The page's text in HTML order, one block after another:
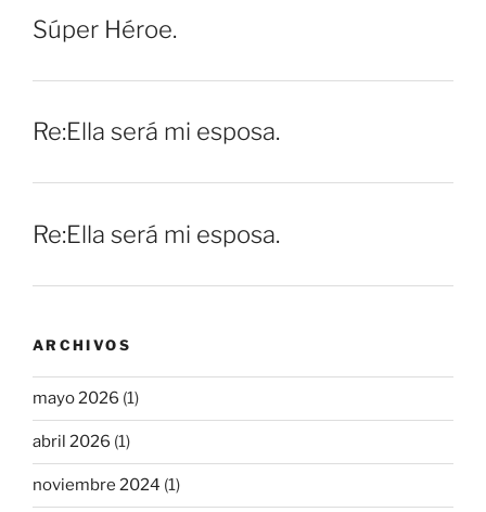
Súper Héroe.
Re:Ella será mi esposa.
Re:Ella será mi esposa.
ARCHIVOS
mayo 2026 (1)
abril 2026 (1)
noviembre 2024 (1)